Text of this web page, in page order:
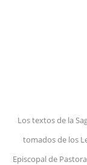
Los textos de la
tomados de los
Episcopal de